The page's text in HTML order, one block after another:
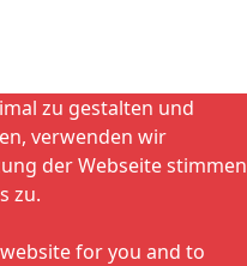
zu gestalten und
verwenden wir
der Webseite stimmen
zu.
for you and to